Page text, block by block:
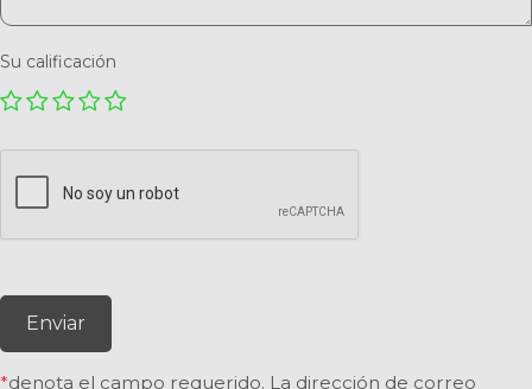
Su calificación
Enviar
*denota el campo requerido. La dirección de correo